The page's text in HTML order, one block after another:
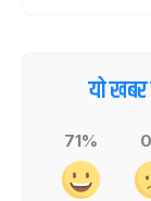
यो
71%